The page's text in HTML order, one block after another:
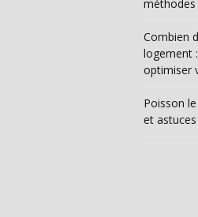
méthodes
Combien
logement
optimiser
Poisson
et